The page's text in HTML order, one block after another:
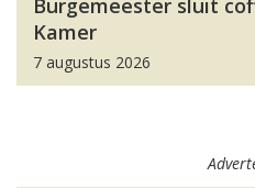
Burgemeester sluit
Kamer
7 augustus 2026